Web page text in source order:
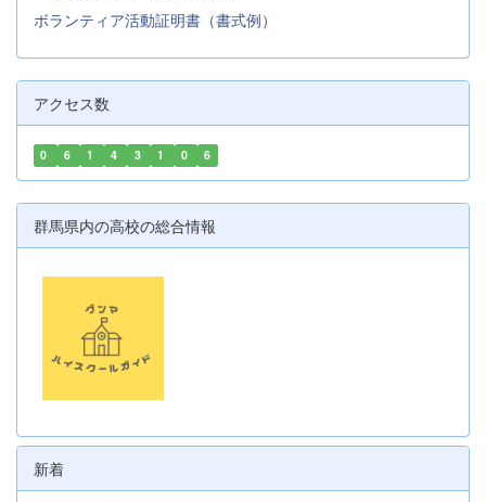
ボランティア活動証明書（書式例）
アクセス数
0 6 1 4 3 1 0 6
群馬県内の高校の総合情報
新着